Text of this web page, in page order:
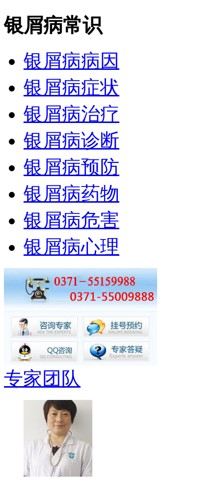
银屑病常识
银屑病病因
银屑病症状
银屑病治疗
银屑病诊断
银屑病预防
银屑病药物
银屑病危害
银屑病心理
专家团队